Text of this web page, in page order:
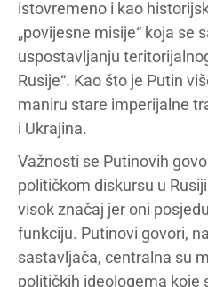
istovremeno i kao
„povijesne misije“ koja se
uspostavljanju
Rusije“. Kao što je Putin
maniru stare imperijalne
i Ukrajina.
Važnosti se Putinovih
političkom diskursu u
visok značaj jer oni
funkciju. Putinovi govori,
sastavljača, centralna su
političkih ideologema koje